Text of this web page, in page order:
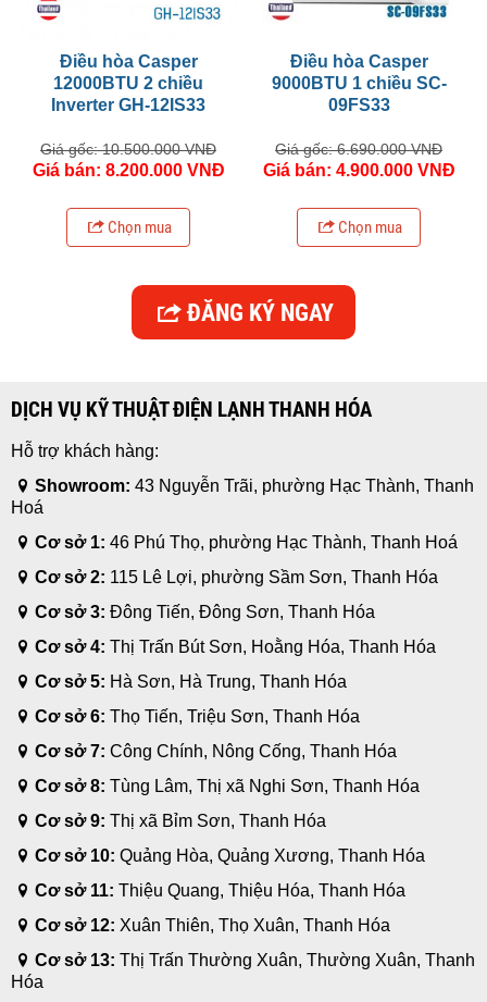
Điều hòa Casper
12000BTU 2 chiều
Inverter GH-12IS33
Giá gốc: 10.500.000 VNĐ
Giá bán: 8.200.000 VNĐ
Chọn mua
Điều hòa Casper
9000BTU 1 chiều SC-
09FS33
Giá gốc: 6.690.000 VNĐ
Giá bán: 4.900.000 VNĐ
Chọn mua
ĐĂNG KÝ NGAY
DỊCH VỤ KỸ THUẬT ĐIỆN LẠNH THANH HÓA
Hỗ trợ khách hàng:
Showroom: 43 Nguyễn Trãi, phường Hạc Thành, Thanh
Hoá
Cơ sở 1: 46 Phú Thọ, phường Hạc Thành, Thanh Hoá
Cơ sở 2: 115 Lê Lợi, phường Sầm Sơn, Thanh Hóa
Cơ sở 3: Đông Tiến, Đông Sơn, Thanh Hóa
Cơ sở 4: Thị Trấn Bút Sơn, Hoằng Hóa, Thanh Hóa
Cơ sở 5: Hà Sơn, Hà Trung, Thanh Hóa
Cơ sở 6: Thọ Tiến, Triệu Sơn, Thanh Hóa
Cơ sở 7: Công Chính, Nông Cống, Thanh Hóa
Cơ sở 8: Tùng Lâm, Thị xã Nghi Sơn, Thanh Hóa
Cơ sở 9: Thị xã Bỉm Sơn, Thanh Hóa
Cơ sở 10: Quảng Hòa, Quảng Xương, Thanh Hóa
Cơ sở 11: Thiệu Quang, Thiệu Hóa, Thanh Hóa
Cơ sở 12: Xuân Thiên, Thọ Xuân, Thanh Hóa
Cơ sở 13: Thị Trấn Thường Xuân, Thường Xuân, Thanh
Hóa